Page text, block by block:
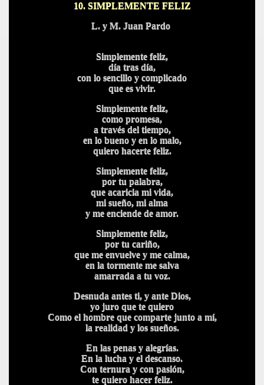
10. SIMPLEMENTE FELIZ
L. y M. Juan Pardo
Simplemente feliz,
día tras día,
con lo sencillo y complicado
que es vivir.
Simplemente feliz,
como promesa,
a través del tiempo,
en lo bueno y en lo malo,
quiero hacerte feliz.
Simplemente feliz,
por tu palabra,
que acaricia mi vida,
mi sueño, mi alma
y me enciende de amor.
Simplemente feliz,
por tu cariño,
que me envuelve y me calma,
en la tormente me salva
amarrada a tu voz.
Desnuda antes ti, y ante Dios,
yo juro que te quiero
Como el hombre que comparte junto a mí,
la realidad y los sueños.
En las penas y alegrías.
En la lucha y el descanso.
Con ternura y con pasión,
te quiero hacer feliz.